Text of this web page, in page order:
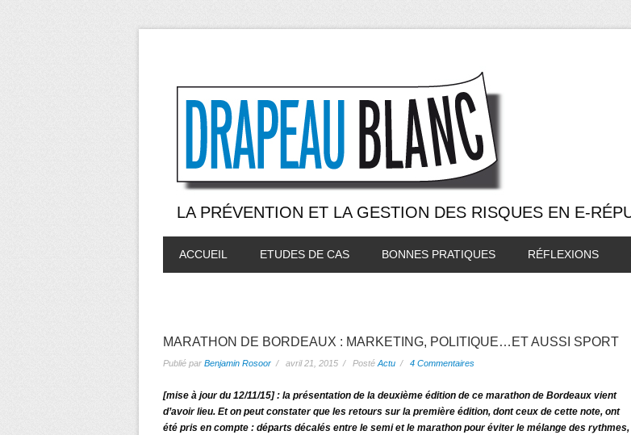
LA PRÉVENTION ET LA GESTION DES RISQUES EN E-
ACCUEIL ETUDES DE CAS BONNES PRATIQUES RÉFLEXIONS
MARATHON DE BORDEAUX : MARKETING, POLITIQUE…ET AUSSI SPORT
Publié par Benjamin Rosoor / avril 21, 2015 / Posté Actu / 4 Commentaires
[mise à jour du 12/11/15] : la présentation de la deuxième édition de ce marathon de Bordeaux vient
d’avoir lieu. Et on peut constater que les retours sur la première édition, dont ceux de cette note, ont
été pris en compte : départs décalés entre le semi et le marathon pour éviter le mélange des rythmes,